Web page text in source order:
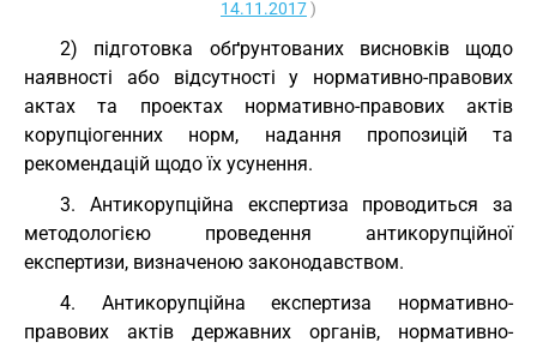
14.11.2017)
2) підготовка обґрунтованих висновків щодо
наявності або відсутності у нормативно-правових
актах та проектах нормативно-правових актів
корупціогенних норм, надання пропозицій та
рекомендацій щодо їх усунення.
3. Антикорупційна експертиза проводиться за
методологією проведення антикорупційної
експертизи, визначеною законодавством.
4. Антикорупційна експертиза нормативно-
правових актів державних органів, нормативно-